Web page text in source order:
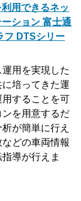
用できるネッ
ーション 富士通
フ DTSシリー
用を実現した
培ってきた運
することを可
を用意するだ
が簡単に行え
どの車両情報
導が行えま